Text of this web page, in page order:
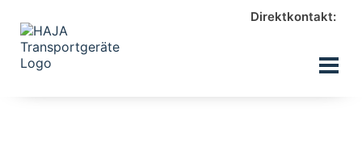
Direktkontakt: